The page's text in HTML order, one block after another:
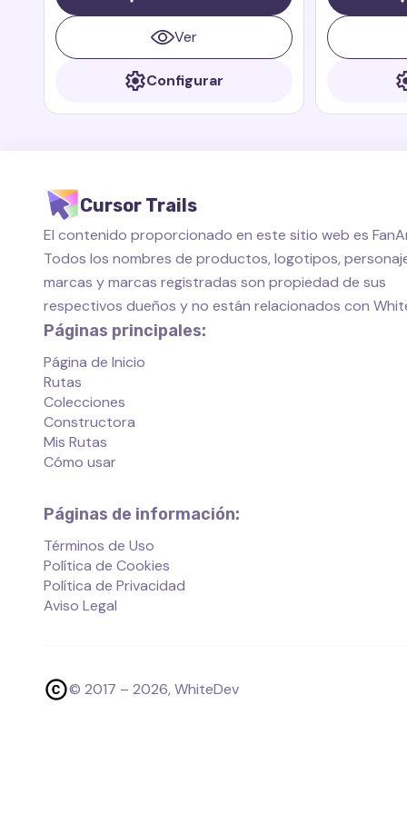
Dragons: Rescue Riders. Zeppla es un
dragón pequeño, rápido y valiente que
siempre está listo para ayudar a sus
amigos.
Ver
Configurar
Cursor Trails
El contenido proporcionado en este sitio web es
Todos los nombres de productos, logotipos,
marcas y marcas registradas son propiedad de sus
respectivos dueños y no están relacionados con
Páginas principales:
Página de Inicio
Rutas
Colecciones
Constructora
Mis Rutas
Cómo usar
Páginas de información:
Términos de Uso
Política de Cookies
Política de Privacidad
Aviso Legal
© 2017 – 2026, WhiteDev